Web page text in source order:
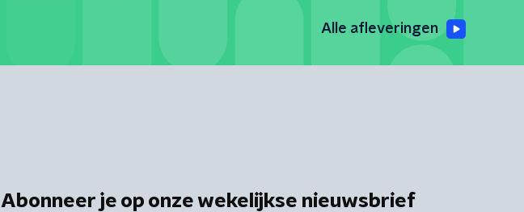
Alle afleveringen
Abonneer je op onze wekelijkse nieuwsbrief